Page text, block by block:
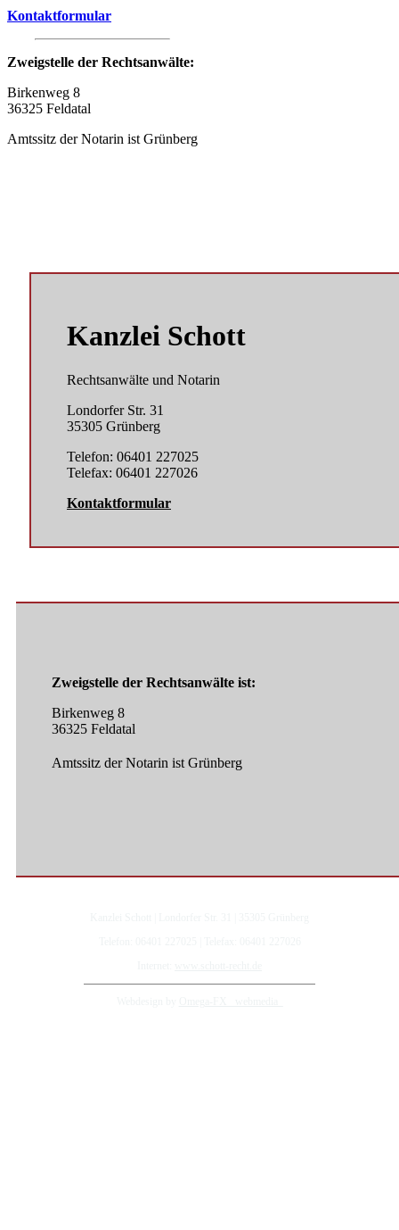
Kontaktformular
Zweigstelle der Rechtsanwälte:
Birkenweg 8
36325 Feldatal
Amtssitz der Notarin ist Grünberg
Kanzlei Schott
Rechtsanwälte und Notarin
Londorfer Str. 31
35305 Grünberg
Telefon: 06401 227025
Telefax: 06401 227026
Kontaktformular
Zweigstelle der Rechtsanwälte ist:
Birkenweg 8
36325 Feldatal
Amtssitz der Notarin ist Grünberg